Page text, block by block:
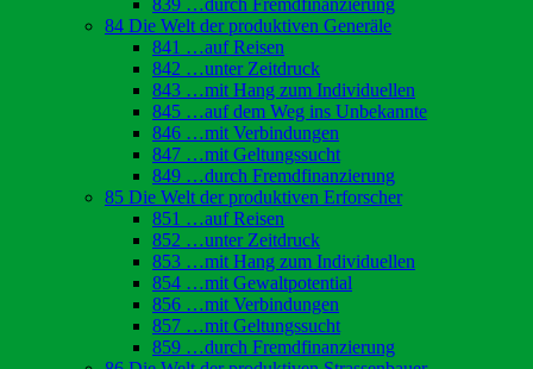
839 …durch Fremdfinanzierung
84 Die Welt der produktiven Generäle
841 …auf Reisen
842 …unter Zeitdruck
843 …mit Hang zum Individuellen
845 …auf dem Weg ins Unbekannte
846 …mit Verbindungen
847 …mit Geltungssucht
849 …durch Fremdfinanzierung
85 Die Welt der produktiven Erforscher
851 …auf Reisen
852 …unter Zeitdruck
853 …mit Hang zum Individuellen
854 …mit Gewaltpotential
856 …mit Verbindungen
857 …mit Geltungssucht
859 …durch Fremdfinanzierung